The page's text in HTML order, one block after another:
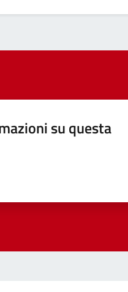
su questa